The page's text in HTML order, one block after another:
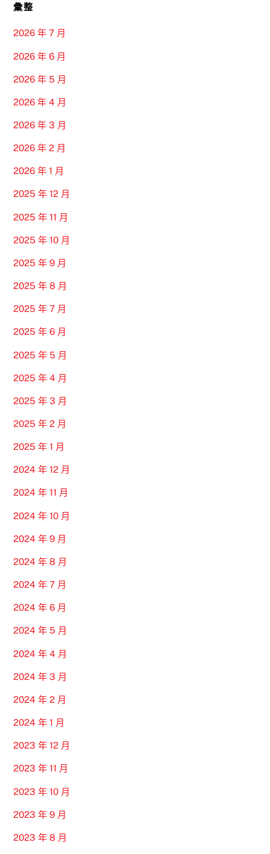
彙整
2026 年 7 月
2026 年 6 月
2026 年 5 月
2026 年 4 月
2026 年 3 月
2026 年 2 月
2026 年 1 月
2025 年 12 月
2025 年 11 月
2025 年 10 月
2025 年 9 月
2025 年 8 月
2025 年 7 月
2025 年 6 月
2025 年 5 月
2025 年 4 月
2025 年 3 月
2025 年 2 月
2025 年 1 月
2024 年 12 月
2024 年 11 月
2024 年 10 月
2024 年 9 月
2024 年 8 月
2024 年 7 月
2024 年 6 月
2024 年 5 月
2024 年 4 月
2024 年 3 月
2024 年 2 月
2024 年 1 月
2023 年 12 月
2023 年 11 月
2023 年 10 月
2023 年 9 月
2023 年 8 月